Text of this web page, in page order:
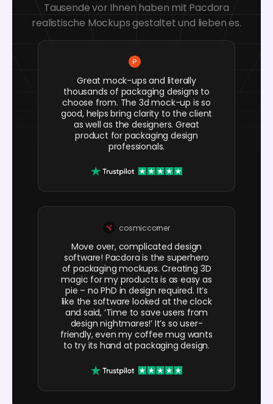
Tausende vor Ihnen haben mit Pacdora
realistische Mockups gestaltet und lieben es.
Great mock-ups and literally
thousands of packaging designs to
choose from. The 3d mock-up is so
good, helps bring clarity to the client
as well as the designers. Great
product for packaging design
professionals.
cosmiccorner
Move over, complicated design
software! Pacdora is the superhero
of packaging mockups. Creating 3D
magic for my products is as easy as
pie – no PhD in design required. It’s
like the software looked at the clock
and said, ‘Time to save users from
design nightmares!’ It’s so user-
friendly, even my coffee mug wants
to try its hand at packaging design.